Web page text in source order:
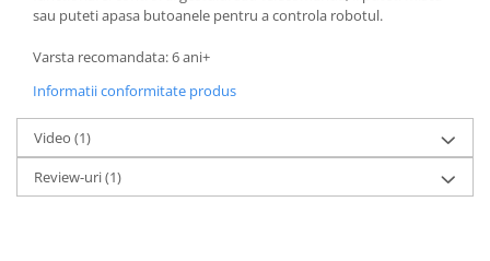
sau puteti apasa butoanele pentru a controla robotul.
Varsta recomandata: 6 ani+
Informatii conformitate produs
Video (1)
Review-uri(1)